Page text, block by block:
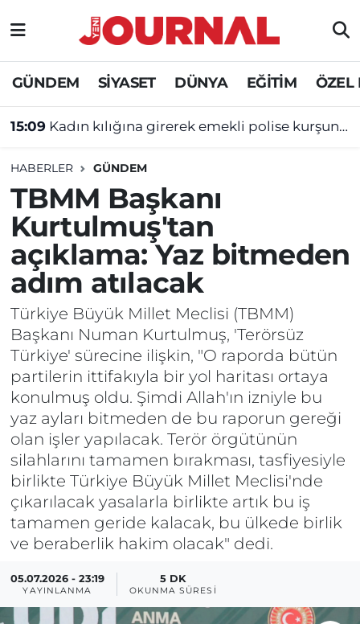
GÜNDEM SİYASET DÜNYA EĞİTİM ÖZEL
15:09 Kadın kılığına girerek emekli polise kurşun yağdırdı!
HABERLER GÜNDEM
TBMM Başkanı
Kurtulmuş'tan
açıklama: Yaz bitmeden
adım atılacak
Türkiye Büyük Millet Meclisi (TBMM)
Başkanı Numan Kurtulmuş, 'Terörsüz
Türkiye' sürecine ilişkin, "O raporda bütün
partilerin ittifakıyla bir yol haritası ortaya
konulmuş oldu. Şimdi Allah'ın izniyle bu
yaz ayları bitmeden de bu raporun gereği
olan işler yapılacak. Terör örgütünün
silahlarını tamamen bırakması, tasfiyesiyle
birlikte Türkiye Büyük Millet Meclisi'nde
çıkarılacak yasalarla birlikte artık bu iş
tamamen geride kalacak, bu ülkede birlik
ve beraberlik hakim olacak" dedi.
05.07.2026 - 23:19
YAYINLANMA
5 DK
OKUNMA SÜRESI
GÜNDEM
SİYASET
DÜNYA
EĞİTİM
ÖZEL HABER
Nöbetçi Eczaneler
Hava Durumu
Süper Lig Puan Durumu ve Fikstür
Tüm Manşetler
Son Dakika Haberleri
Haber Arşivi